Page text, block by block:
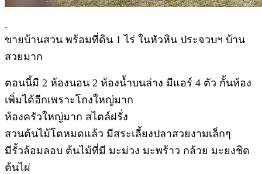
.
ขายบ้านสวน พร้อมที่ดิน 1 ไร่ ในหัวหิน ประจวบฯ บ้าน
สวยมาก
ตอนนี้มี 2 ห้องนอน 2 ห้องน้ำบนล่าง มีแอร์ 4 ตัว กั้นห้อง
เพิ่มได้อีกเพราะโถงใหญ่มาก
ห้องครัวใหญ่มาก สไตล์ฝรั่ง
สวนต้นไม้โตหมดแล้ว มีสระเลี้ยงปลาสวยงามเล็กๆ
มีรั้วล้อมลอบ ต้นไม้ที่มี มะม่วง มะพร้าว กล้วย มะยงชิด
ต้นไผ่